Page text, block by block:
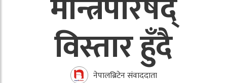
विस्तार हुँदै
नेपालब्रिटेन संवाददाता